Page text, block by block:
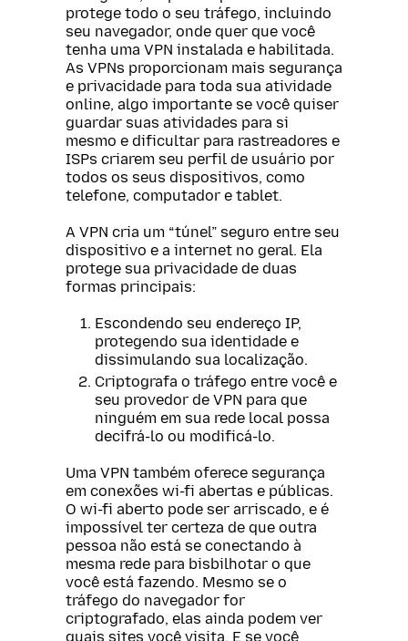
protege todo o seu tráfego, incluindo
seu navegador, onde quer que você
tenha uma VPN instalada e habilitada.
As VPNs proporcionam mais segurança
e privacidade para toda sua atividade
online, algo importante se você quiser
guardar suas atividades para si
mesmo e dificultar para rastreadores e
ISPs criarem seu perfil de usuário por
todos os seus dispositivos, como
telefone, computador e tablet.
A VPN cria um “túnel” seguro entre seu
dispositivo e a internet no geral. Ela
protege sua privacidade de duas
formas principais:
Escondendo seu endereço IP,
protegendo sua identidade e
dissimulando sua localização.
Criptografa o tráfego entre você e
seu provedor de VPN para que
ninguém em sua rede local possa
decifrá-lo ou modificá-lo.
Uma VPN também oferece segurança
em conexões wi-fi abertas e públicas.
O wi-fi aberto pode ser arriscado, e é
impossível ter certeza de que outra
pessoa não está se conectando à
mesma rede para bisbilhotar o que
você está fazendo. Mesmo se o
tráfego do navegador for
criptografado, elas ainda podem ver
quais sites você visita. E se você